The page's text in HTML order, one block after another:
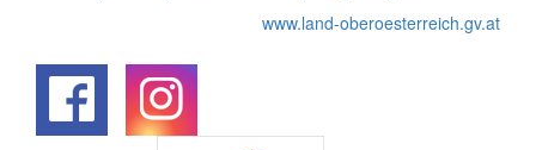
www.land-oberoesterreich.gv.at